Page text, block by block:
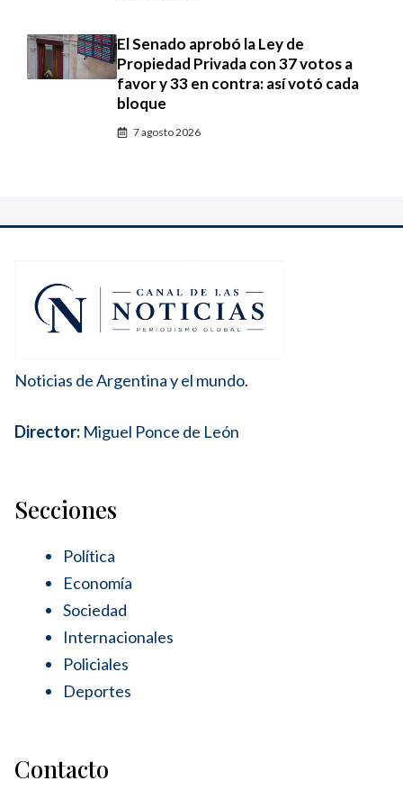
El Senado aprobó la Ley de
Propiedad Privada con 37 votos a
favor y 33 en contra: así votó cada
bloque
7 agosto 2026
Noticias de Argentina y el mundo.
Director: Miguel Ponce de León
Secciones
Política
Economía
Sociedad
Internacionales
Policiales
Deportes
Contacto